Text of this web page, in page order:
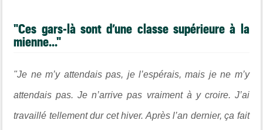
"Ces gars-là sont d’une classe supérieure à la
mienne..."
"Je ne m’y attendais pas, je l’espérais, mais je ne m’y
attendais pas. Je n’arrive pas vraiment à y croire. J’ai
travaillé tellement dur cet hiver. Après l’an dernier, ça fait